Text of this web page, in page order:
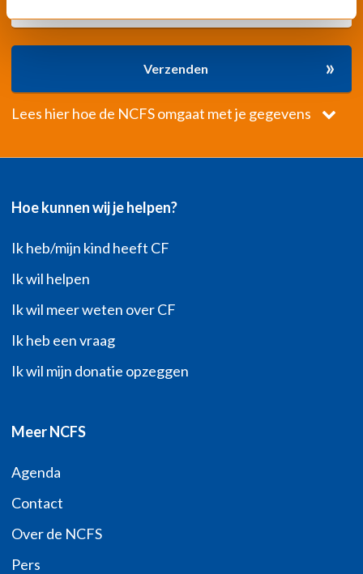
Verzenden »
Lees hier hoe de NCFS omgaat met je gegevens
Hoe kunnen wij je helpen?
Ik heb/mijn kind heeft CF
Ik wil helpen
Ik wil meer weten over CF
Ik heb een vraag
Ik wil mijn donatie opzeggen
Meer NCFS
Agenda
Contact
Over de NCFS
Pers